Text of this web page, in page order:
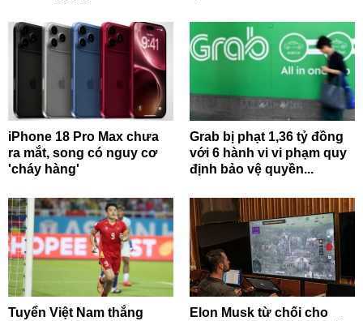
iPhone 18 Pro Max chưa
ra mắt, song có nguy cơ
'cháy hàng'
Grab bị phạt 1,36 tỷ đồng
với 6 hành vi vi phạm quy
định bảo vệ quyền...
Tuyển Việt Nam thắng
Elon Musk từ chối cho